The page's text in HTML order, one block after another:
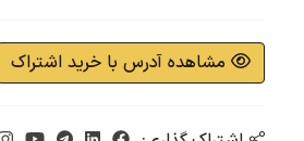
مشاهده آدرس با خرید اشتراک